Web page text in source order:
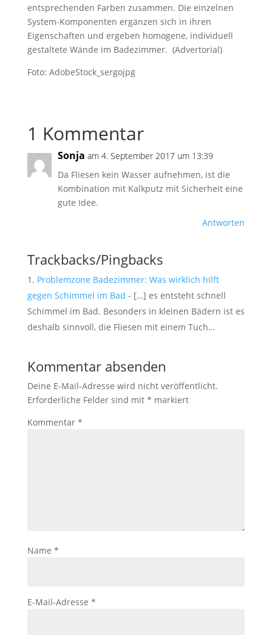
entsprechenden Farben zusammen. Die einzelnen
System-Komponenten ergänzen sich in ihren
Eigenschaften und ergeben homogene, individuell
gestaltete Wände im Badezimmer. (Advertorial)
Foto: AdobeStock_ sergojpg
1 Kommentar
Sonja am 4. September 2017 um 13:39
Da Fliesen kein Wasser aufnehmen, ist die
Kombination mit Kalkputz mit Sicherheit eine
gute Idee.
Antworten
Trackbacks/Pingbacks
Problemzone Badezimmer: Was wirklich hilft
gegen Schimmel im Bad - […] es entsteht schnell
Schimmel im Bad. Besonders in kleinen Bädern ist es
deshalb sinnvoll, die Fliesen mit einem Tuch…
Kommentar absenden
Deine E-Mail-Adresse wird nicht veröffentlicht.
Erforderliche Felder sind mit * markiert
Kommentar *
Name *
E-Mail-Adresse *